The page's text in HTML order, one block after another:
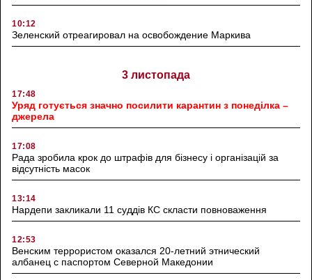
10:12
Зеленский отреагировал на освобождение Маркива
3 листопада
17:48
Уряд готується значно посилити карантин з понеділка –
джерела
17:08
Рада зробила крок до штрафів для бізнесу і організацій за
відсутність масок
13:14
Нардепи закликали 11 суддів КС скласти повноваження
12:53
Венским террористом оказался 20-летний этнический
албанец с паспортом Северной Македонии